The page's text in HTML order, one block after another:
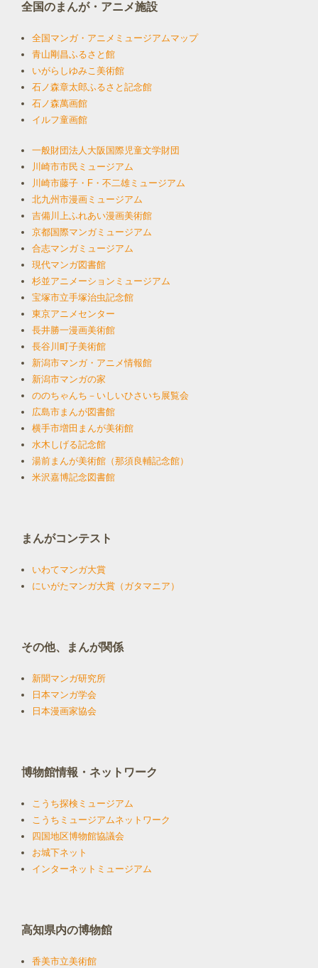
全国のまんが・アニメ施設
全国マンガ・アニメミュージアムマップ
青山剛昌ふるさと館
いがらしゆみこ美術館
石ノ森章太郎ふるさと記念館
石ノ森萬画館
イルフ童画館
一般財団法人大阪国際児童文学財団
川崎市市民ミュージアム
川崎市藤子・F・不二雄ミュージアム
北九州市漫画ミュージアム
吉備川上ふれあい漫画美術館
京都国際マンガミュージアム
合志マンガミュージアム
現代マンガ図書館
杉並アニメーションミュージアム
宝塚市立手塚治虫記念館
東京アニメセンター
長井勝一漫画美術館
長谷川町子美術館
新潟市マンガ・アニメ情報館
新潟市マンガの家
ののちゃんち－いしいひさいち展覧会
広島市まんが図書館
横手市増田まんが美術館
水木しげる記念館
湯前まんが美術館（那須良輔記念館）
米沢嘉博記念図書館
まんがコンテスト
いわてマンガ大賞
にいがたマンガ大賞（ガタマニア）
その他、まんが関係
新聞マンガ研究所
日本マンガ学会
日本漫画家協会
博物館情報・ネットワーク
こうち探検ミュージアム
こうちミュージアムネットワーク
四国地区博物館協議会
お城下ネット
インターネットミュージアム
高知県内の博物館
香美市立美術館